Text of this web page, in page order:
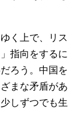
く上で、リス
指向をするに
ろう。中国を
まな矛盾があ
しずつでも生